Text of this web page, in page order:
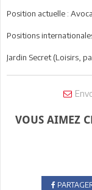
Position actuelle :
Positions
Jardin Secret (Loisirs,
VOUS AIMEZ